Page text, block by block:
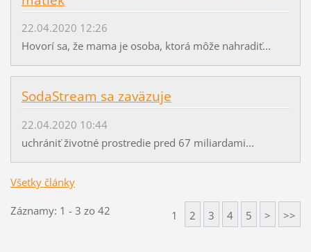
22.04.2020 12:26
Hovorí sa, že mama je osoba, ktorá môže nahradiť...
SodaStream sa zaväzuje
22.04.2020 10:44
uchrániť životné prostredie pred 67 miliardami...
Všetky články
Záznamy: 1 - 3 zo 42 1 2 3 4 5 > >>